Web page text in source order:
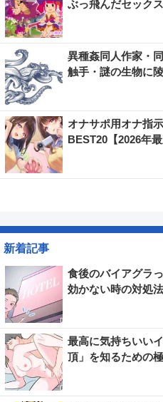
ぶっ飛んだセック
異種姦同人作家・
触手・謎の生物に
オナサポ用オナ指
BEST20【2026年最
新着記事
食後のバイアグラ
効かない時の対処法
最高に気持ちいい
頂」を知るための